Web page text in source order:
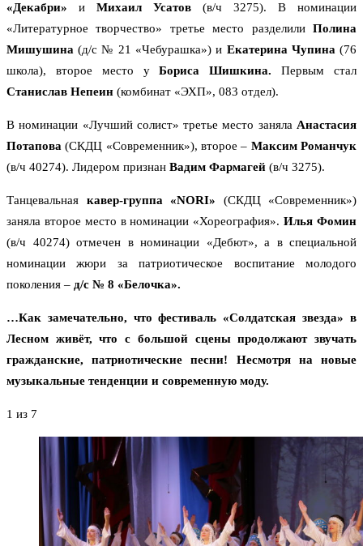
«Декабри» и Михаил Усатов (в/ч 3275). В номинации
«Литературное творчество» третье место разделили Полина
Мишушина(д/с № 21 «Чебурашка») и Екатерина Чупина(76
школа), второе место уБориса Шишкина.Первым стал
Станислав Непеин (комбинат «ЭХП», 083 отдел).
В номинации «Лучший солист» третье место заняла Анастасия
Потапова(СКДЦ «Современник»), второе – Максим Романчук
(в/ч 40274). Лидером признан Вадим Фармагей (в/ч 3275).
Танцевальная кавер-группа «NORI» (СКДЦ «Современник»)
заняла второе место в номинации «Хореография».Илья Фомин
(в/ч 40274) отмечен в номинации «Дебют», а в специальной
номинации жюри за патриотическое воспитание молодого
поколения – д/с № 8 «Белочка».
…Как замечательно, что фестиваль «Солдатская звезда» в
Лесном живёт, что с большой сцены продолжают звучать
гражданские, патриотические песни! Несмотря на новые
музыкальные тенденции и современную моду.
1 из 7